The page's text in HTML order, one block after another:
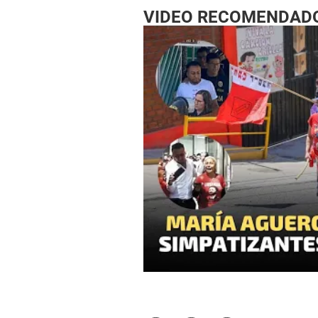
VIDEO